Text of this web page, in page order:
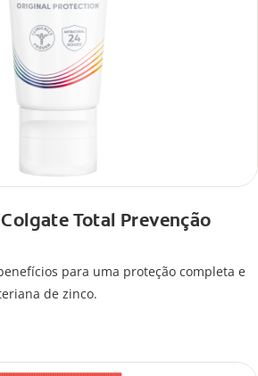
Total Prevenção
para uma proteção completa e
de zinco.